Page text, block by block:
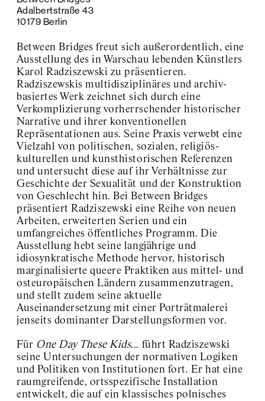
#8 Vika Kirchenbauer
#7 Peter Hujar on
screen
#6 Reading group
#5 fierce pussy
#4 Jochen Klein
#3 Sabian Baumann
#2 Teo Hernandez
#1 Tavia Nyong’o
Kyiv Biennial
Exhibition Space Archive
About / Contact
Adalbertstraße 43
10179 Berlin
Between Bridges freut sich außerordentlich, eine
Ausstellung des in Warschau lebenden Künstlers
Karol Radziszewski zu präsentieren.
Radziszewskis multidisziplinäres und archiv-
basiertes Werk zeichnet sich durch eine
Verkomplizierung vorherrschender historischer
Narrative und ihrer konventionellen
Repräsentationen aus. Seine Praxis verwebt eine
Vielzahl von politischen, sozialen, religiös-
kulturellen und kunsthistorischen Referenzen
und untersucht diese auf ihr Verhältnisse zur
Geschichte der Sexualität und der Konstruktion
von Geschlecht hin. Bei Between Bridges
präsentiert Radziszewski eine Reihe von neuen
Arbeiten, erweiterten Serien und ein
umfangreiches öffentliches Programm. Die
Ausstellung hebt seine langjährige und
idiosynkratische Methode hervor, historisch
marginalisierte queere Praktiken aus mittel- und
osteuropäischen Ländern zusammenzutragen,
und stellt zudem seine aktuelle
Auseinandersetzung mit einer Porträtmalerei
jenseits dominanter Darstellungsformen vor.
Für One Day These Kids... führt Radziszewski
seine Untersuchungen der normativen Logiken
und Politiken von Institutionen fort. Er hat eine
raumgreifende, ortsspezifische Installation
entwickelt, die auf ein klassisches polnisches